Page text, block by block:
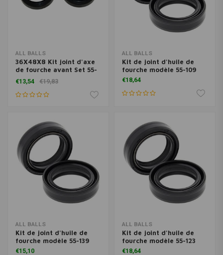
ALL BALLS
36X48X8 Kit joint d'axe
de fourche avant Set 55-
110
€13,54 €19,83
ALL BALLS
Kit de joint d'huile de
fourche modèle 55-109
€18,64
ALL BALLS
Kit de joint d'huile de
fourche modèle 55-139
€15,10
ALL BALLS
Kit de joint d'huile de
fourche modèle 55-123
€18,64